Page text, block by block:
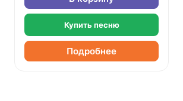
Купить песню
Подробнее